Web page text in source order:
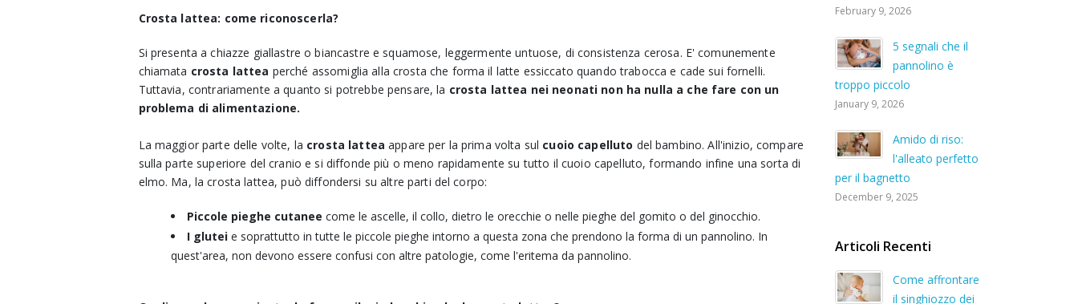
Crosta lattea: come riconoscerla?
Si presenta a chiazze giallastre o biancastre e squamose, leggermente untuose, di consistenza cerosa. E' comunemente
chiamata crosta lattea perché assomiglia alla crosta che forma il latte essiccato quando trabocca e cade sui fornelli.
Tuttavia, contrariamente a quanto si potrebbe pensare, la crosta lattea nei neonati non ha nulla a che fare con un
problema di alimentazione.
La maggior parte delle volte, la crosta lattea appare per la prima volta sul cuoio capelluto del bambino. All'inizio, compare
sulla parte superiore del cranio e si diffonde più o meno rapidamente su tutto il cuoio capelluto, formando infine una sorta di
elmo. Ma, la crosta lattea, può diffondersi su altre parti del corpo:
Piccole pieghe cutanee come le ascelle, il collo, dietro le orecchie o nelle pieghe del gomito o del ginocchio.
I gluteie soprattutto in tutte le piccole pieghe intorno a questa zona che prendono la forma di un pannolino. In
quest'area, non devono essere confusi con altre patologie, come l'eritema da pannolino.
February 9, 2026
5 segnali che il
pannolino è
troppo piccolo
January 9, 2026
Amido di riso:
l'alleato perfetto
per il bagnetto
December 9, 2025
Articoli Recenti
Come affrontare
il singhiozzo dei